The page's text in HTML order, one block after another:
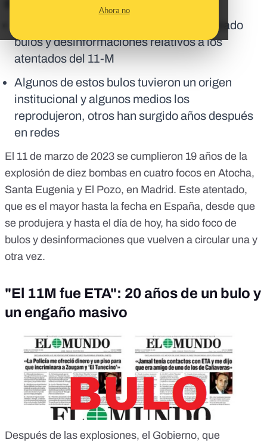
Ahora no
Desde el 11 de marzo de 2004 han circulado
bulos y desinformaciones relativos a los
atentados del 11-M
Algunos de estos bulos tuvieron un origen
institucional y algunos medios los
reprodujeron, otros han surgido años después
en redes
El 11 de marzo de 2023 se cumplieron 19 años de la
explosión de diez bombas en cuatro focos en Atocha,
Santa Eugenia y El Pozo, en Madrid. Este atentado,
que es el mayor hasta la fecha en España, desde que
se produjera y hasta el día de hoy, ha sido foco de
bulos y desinformaciones que vuelven a circular una y
otra vez.
"El 11M fue ETA": 20 años de un bulo y
un engaño masivo
Después de las explosiones, el Gobierno, que